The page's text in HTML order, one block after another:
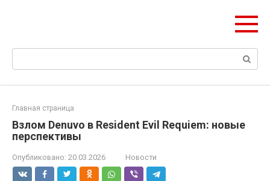
Поиск:
Главная страница
Взлом Denuvo в Resident Evil Requiem: новые
перспективы
Опубликовано: 20.03.2026 Новости